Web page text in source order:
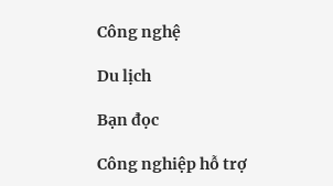
Công nghệ
Du lịch
Bạn đọc
Công nghiệp hỗ trợ